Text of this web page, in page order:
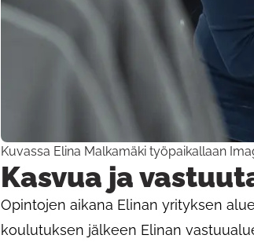
Kuvassa Elina Malkamäki työpaikallaan
Kasvua ja
Opintojen aikana Elinan yrityksen
koulutuksen jälkeen Elinan